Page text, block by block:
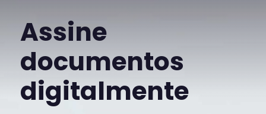
Assine
documentos
digitalmente